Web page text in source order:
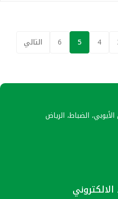
4
5
6 التالي
الالكتروني